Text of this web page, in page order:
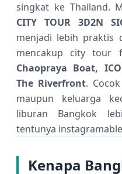
singkat ke Thailand.
CITY TOUR 3D2N
menjadi lebih praktis
mencakup city tour
Chaopraya Boat,
The Riverfront.
maupun keluarga
liburan Bangkok
tentunya
Kenapa